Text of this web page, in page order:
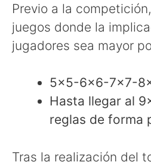
Previo a la
juegos donde la
jugadores sea mayor
5×5-6×6-7×7-
Hasta llegar al
reglas de forma
Tras la realización del